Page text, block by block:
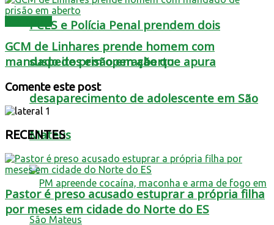
PCES e Polícia Penal prendem dois
suspeitos em operação que apura
desaparecimento de adolescente em São
Mateus
GCM de Linhares prende homem com
mandado de prisão em aberto
Comente este post
RECENTES
Pastor é preso acusado estuprar a própria filha
por meses em cidade do Norte do ES